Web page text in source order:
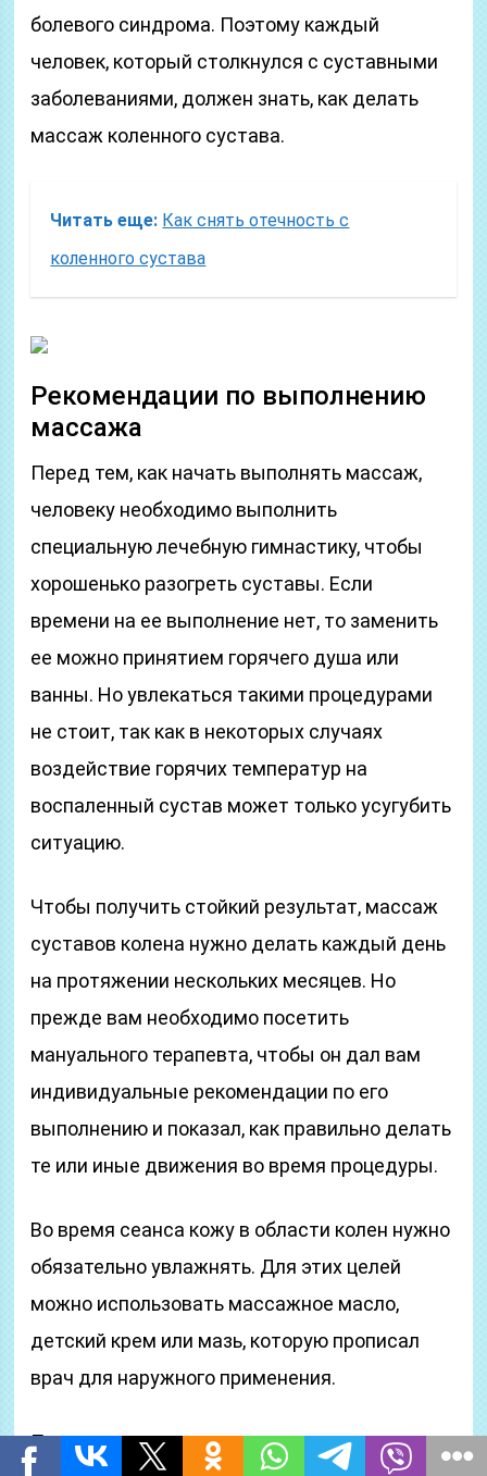
болевого синдрома. Поэтому каждый
человек, который столкнулся с суставными
заболеваниями, должен знать, как делать
массаж коленного сустава.
Читать еще: Как снять отечность с
коленного сустава
Рекомендации по выполнению
массажа
Перед тем, как начать выполнять массаж,
человеку необходимо выполнить
специальную лечебную гимнастику, чтобы
хорошенько разогреть суставы. Если
времени на ее выполнение нет, то заменить
ее можно принятием горячего душа или
ванны. Но увлекаться такими процедурами
не стоит, так как в некоторых случаях
воздействие горячих температур на
воспаленный сустав может только усугубить
ситуацию.
Чтобы получить стойкий результат, массаж
суставов колена нужно делать каждый день
на протяжении нескольких месяцев. Но
прежде вам необходимо посетить
мануального терапевта, чтобы он дал вам
индивидуальные рекомендации по его
выполнению и показал, как правильно делать
те или иные движения во время процедуры.
Во время сеанса кожу в области колен нужно
обязательно увлажнять. Для этих целей
можно использовать массажное масло,
детский крем или мазь, которую прописал
врач для наружного применения.
При выполнении массажа все движения